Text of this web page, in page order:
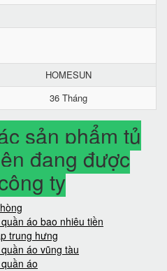
HOMESUN
36 Tháng
sản phẩm tủ
đang được
ty
áo bao nhiêu tiền
trung hưng
áo vũng tàu
áo